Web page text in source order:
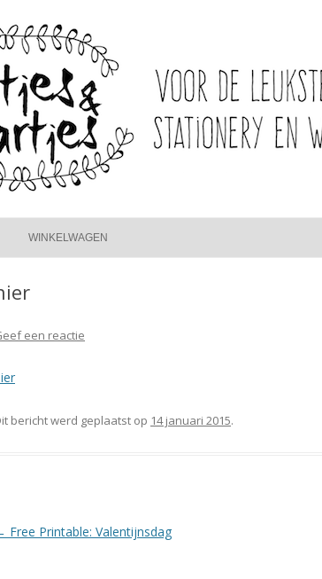
WINKELWAGEN
een reactie
bericht werd geplaatst op 14 januari 2015.
Free Printable: Valentijnsdag